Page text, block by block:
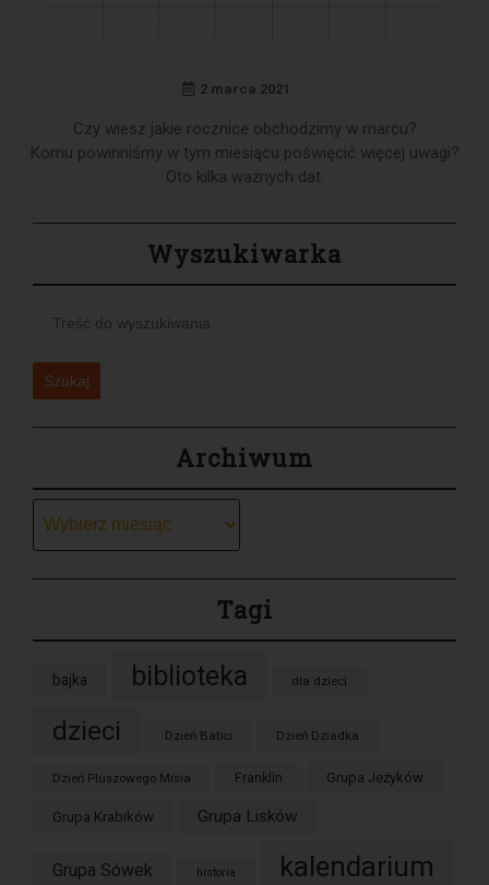
2 marca 2021
Czy wiesz jakie rocznice obchodzimy w marcu?
Komu powinniśmy w tym miesiącu poświęcić więcej uwagi?
Oto kilka ważnych dat.
Wyszukiwarka
Szukaj
Archiwum
Tagi
bajka biblioteka dla dzieci
dzieci Dzień Babci Dzień Dziadka
Dzień Pluszowego Misia Franklin Grupa Jeżyków
Grupa Krabików Grupa Lisków
Grupa Sówek historia kalendarium